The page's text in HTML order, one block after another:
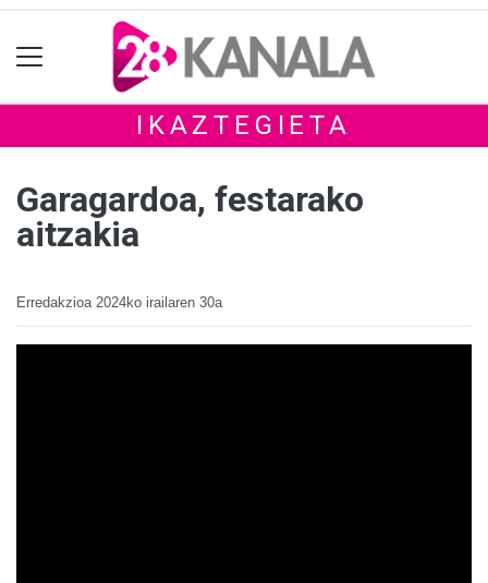
IKAZTEGIETA
Garagardoa, festarako
aitzakia
Erredakzioa 2024ko irailaren 30a